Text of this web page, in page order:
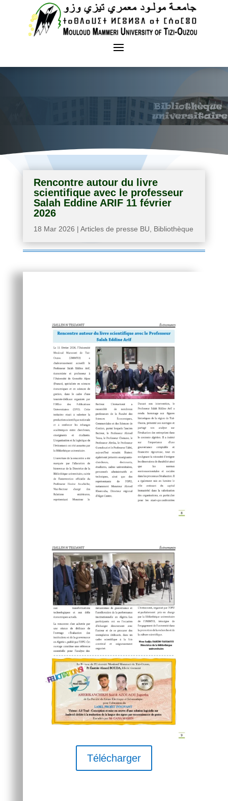
Rencontre autour du livre
scientifique avec le professeur
Salah Eddine ARIF 11 février
2026
18 Mar 2026 | Articles de presse BU Bibliothèque
Télécharger